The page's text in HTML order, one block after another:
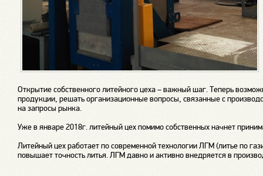
Открытие собственного литейного цеха – важный шаг. Теперь
продукции, решать организационные вопросы, связанные с
на запросы рынка.
Уже в январе 2018г. литейный цех помимо собственных начнет
Литейный цех работает по современной технологии ЛГМ (литье по
повышает точность литья. ЛГМ давно и активно внедряется в